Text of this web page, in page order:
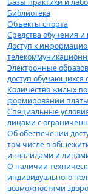
Базы практики и
Библиотека
Объекты спорта
Средства обучения и
Доступ к
Электронные
доступ обучающихся
Количество жилых
формировании
Специальные
лицами с
Об обеспечении
том числе в
инвалидами и
О наличии
индивидуального
возможностями